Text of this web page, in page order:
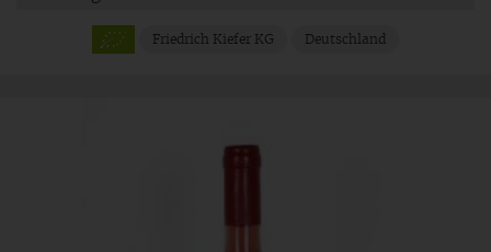
Friedrich Kiefer KG Deutschland